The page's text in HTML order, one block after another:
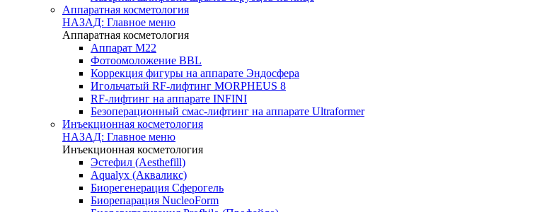
Аппаратная косметология
НАЗАД: Главное меню
Аппаратная косметология
Аппарат M22
Фотоомоложение BBL
Коррекция фигуры на аппарате Эндосфера
Игольчатый RF-лифтинг MORPHEUS 8
RF-лифтинг на аппарате INFINI
Безоперационный смас-лифтинг на аппарате Ultraformer
Инъекционная косметология
НАЗАД: Главное меню
Инъекционная косметология
Эстефил (Aesthefill)
Aqualyx (Акваликс)
Биорегенерация Сферогель
Биорепарация NucleoForm